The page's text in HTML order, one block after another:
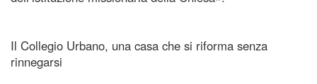
Il Collegio Urbano, una casa che si riforma senza
rinnegarsi